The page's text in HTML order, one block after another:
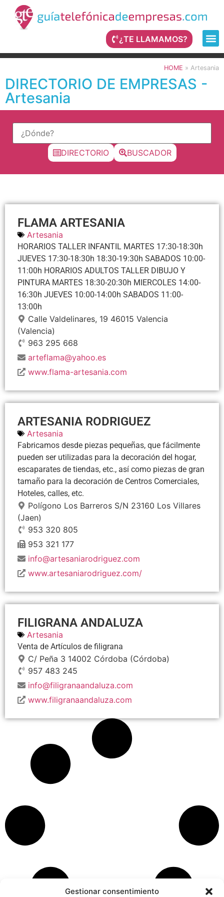
Gestionar consentimiento
¿TE LLAMAMOS?
HOME » Artesania
DIRECTORIO DE EMPRESAS -
Artesania
DIRECTORIO BUSCADOR
FLAMA ARTESANIA
Artesania
HORARIOS TALLER INFANTIL MARTES 17:30-18:30h
JUEVES 17:30-18:30h 18:30-19:30h SABADOS 10:00-
11:00h HORARIOS ADULTOS TALLER DIBUJO Y
PINTURA MARTES 18:30-20:30h MIERCOLES 14:00-
16:30h JUEVES 10:00-14:00h SABADOS 11:00-
13:00h
Calle Valdelinares, 19 46015 Valencia
(Valencia)
963 295 668
arteflama@yahoo.es
www.flama-artesania.com
ARTESANIA RODRIGUEZ
Artesania
Fabricamos desde piezas pequeñas, que fácilmente
pueden ser utilizadas para la decoración del hogar,
escaparates de tiendas, etc., así como piezas de gran
tamaño para la decoración de Centros Comerciales,
Hoteles, calles, etc.
Polígono Los Barreros S/N 23160 Los Villares
(Jaen)
953 320 805
953 321 177
info@artesaniarodriguez.com
www.artesaniarodriguez.com/
FILIGRANA ANDALUZA
Artesania
Venta de Artículos de filigrana
C/ Peña 3 14002 Córdoba (Córdoba)
957 483 245
info@filigranaandaluza.com
www.filigranaandaluza.com